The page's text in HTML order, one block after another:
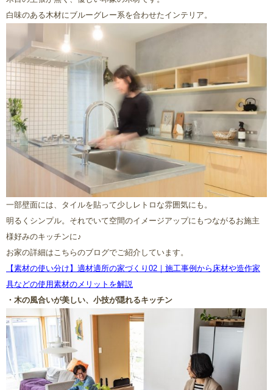
白味のある木材にブルーグレー系を合わせたインテリア。
一部壁面には、タイルを貼って少しレトロな雰囲気にも。
明るくシンプル。それでいて空間のイメージアップにもつながるお施主
様好みのキッチンに♪
お家の詳細はこちらのブログでご紹介しています。
【素材の使い分け】適材適所の家づくり02｜施工事例から床材や造作家
具などの使用素材のメリットを解説
・木の風合いが美しい、小技が隠れるキッチン